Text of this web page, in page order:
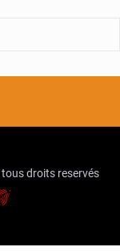
tous droits reservés